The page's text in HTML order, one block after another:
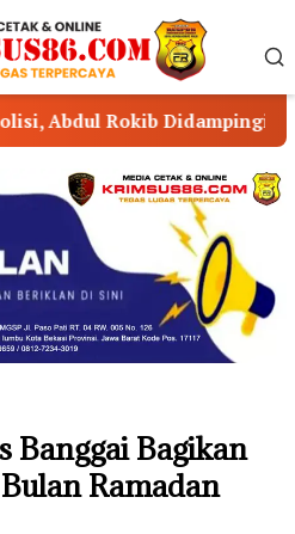
11 Pengacara
Banggai Bagikan
Ramadan